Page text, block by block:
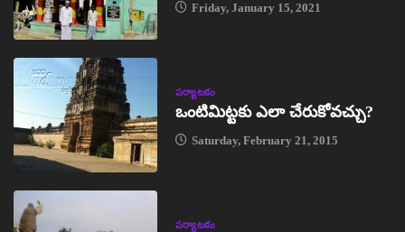
Friday, January 15, 2021
పర్యాటకం
ఒంటిమిట్టకు ఎలా చేరుకోవచ్చు?
Saturday, February 21, 2015
పర్యాటకం